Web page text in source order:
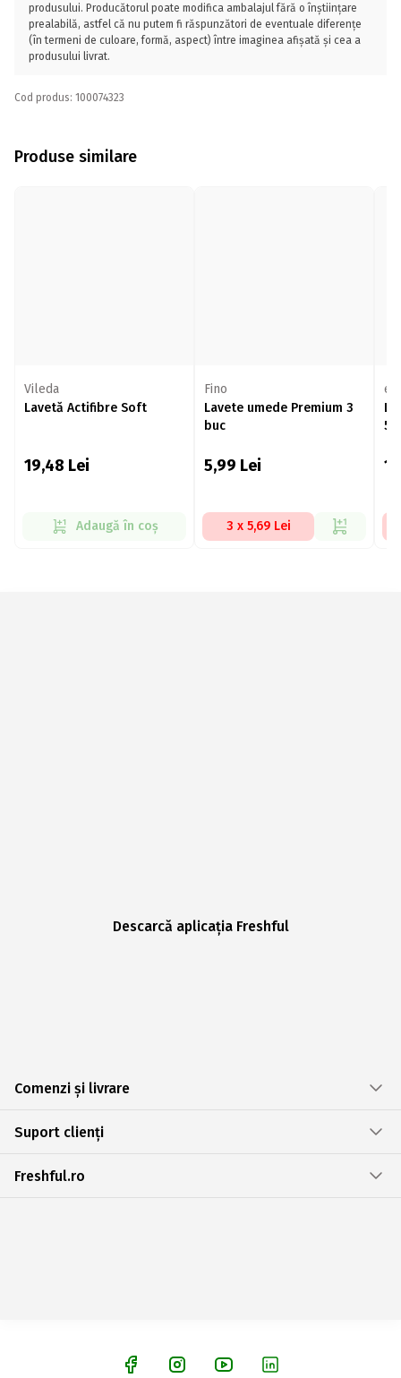
produsului. Producătorul poate modifica ambalajul fără o înștiințare
prealabilă, astfel că nu putem fi răspunzători de eventuale diferențe
(în termeni de culoare, formă, aspect) între imaginea afișată și cea a
produsului livrat.
Cod produs: 100074323
Produse similare
Vileda
Lavetă Actifibre Soft
19,48 Lei
Adaugă în coș
Fino
Lavete umede Premium 3
buc
5,99 Lei
3 x 5,69 Lei
Descarcă aplicația Freshful
Comenzi și livrare
Suport clienți
Freshful.ro